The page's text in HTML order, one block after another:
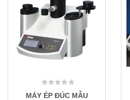
MÁY ÉP ĐÚC MẪU